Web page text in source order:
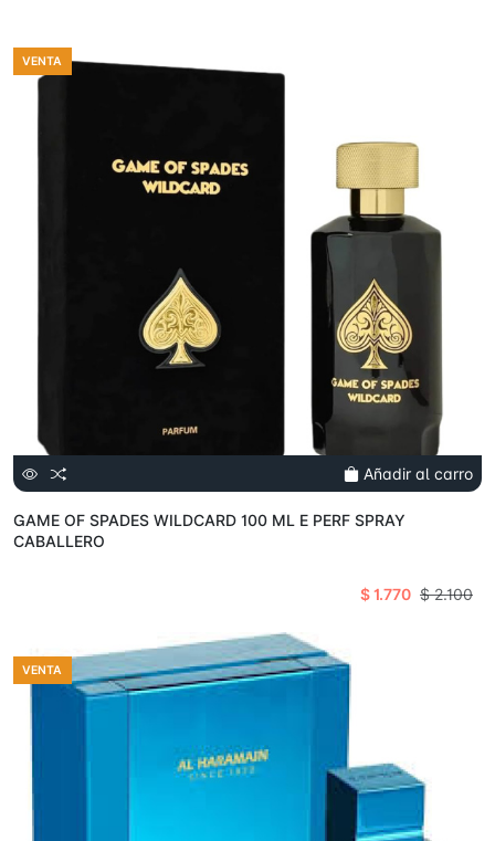
VENTA
Añadir al carro
GAME OF SPADES WILDCARD 100 ML E PERF SPRAY
CABALLERO
$ 1.770 $ 2.100
VENTA